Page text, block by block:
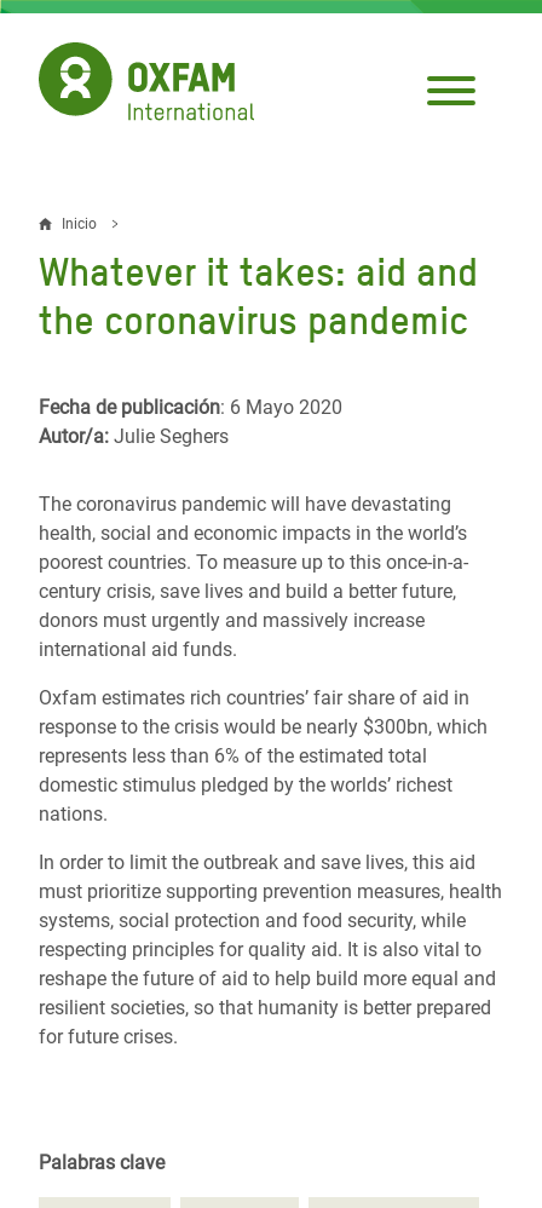
Pasar
contenido
principal
Sobrescribir
enlaces
de
a
navegación
Inicio
Whatever it takes: aid and
the coronavirus pandemic
Fecha de publicación: 6 Mayo 2020
Autor/a: Julie Seghers
The coronavirus pandemic will have devastating
health, social and economic impacts in the world’s
poorest countries. To measure up to this once-in-a-
century crisis, save lives and build a better future,
donors must urgently and massively increase
international aid funds.
Oxfam estimates rich countries’ fair share of aid in
response to the crisis would be nearly $300bn, which
represents less than 6% of the estimated total
domestic stimulus pledged by the worlds’ richest
nations.
In order to limit the outbreak and save lives, this aid
must prioritize supporting prevention measures, health
systems, social protection and food security, while
respecting principles for quality aid. It is also vital to
reshape the future of aid to help build more equal and
resilient societies, so that humanity is better prepared
for future crises.
Palabras clave